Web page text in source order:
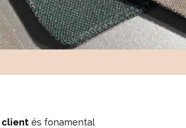
clientés fonamental